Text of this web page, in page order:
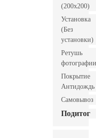
(200x200)
Установка
(Без
установки)
Ретушь
фотографии
Покрытие
Антидождь
Самовывоз
Подитог